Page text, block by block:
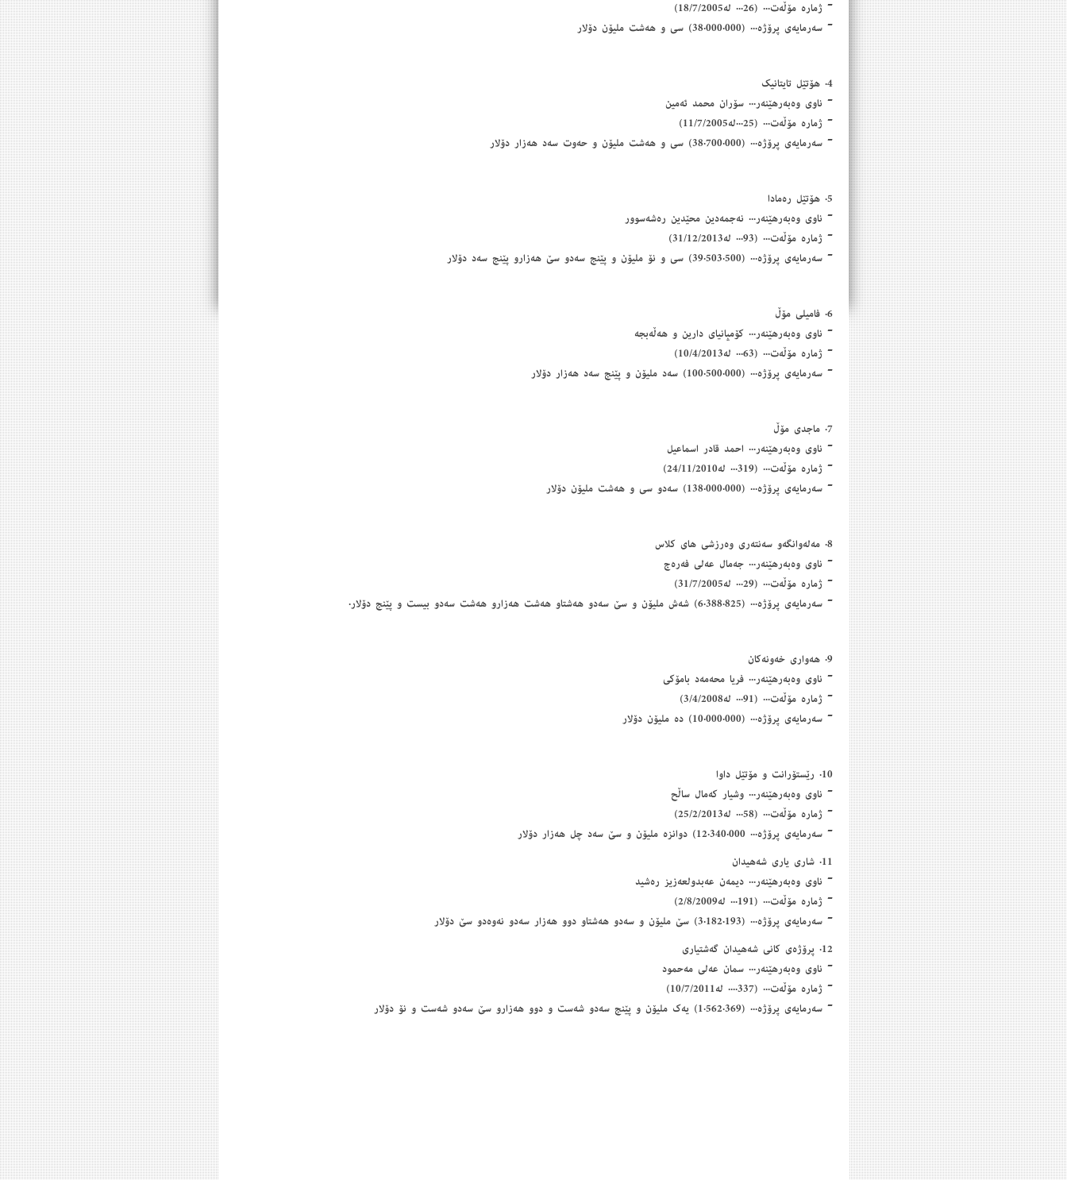
- ژمارە مۆڵەت... (26... لە18/7/2005)
- سەرمایەی پرۆژە... (38.000.000) سی و هەشت ملیۆن دۆلار
4. هۆتێل تایتانیك
- ناوی وەبەرهێنەر... سۆران محمد ئەمین
- ژمارە مۆڵەت... (25...لە11/7/2005)
- سەرمایەی پرۆژە... (38.700.000) سی و هەشت ملیۆن و حەوت سەد هەزار دۆلار
5. هۆتێل رەمادا
- ناوی وەبەرهێنەر... نەجمەدین محێدین رەشەسوور
- ژمارە مۆڵەت... (93... لە31/12/2013)
- سەرمایەی پرۆژە... (39.503.500) سی و نۆ ملیۆن و پێنج سەدو سێ هەزارو پێنج سەد دۆلار
6. فامیلی مۆڵ
- ناوی وەبەرهێنەر... كۆمپانیای دارین و هەڵەبجە
- ژمارە مۆڵەت... (63... لە10/4/2013)
- سەرمایەی پرۆژە... (100.500.000) سەد ملیۆن و پێنج سەد هەزار دۆلار
7. ماجدی مۆڵ
- ناوی وەبەرهێنەر... احمد قادر اسماعیل
- ژمارە مۆڵەت... (319... لە24/11/2010)
- سەرمایەی پرۆژە... (138.000.000) سەدو سی و هەشت ملیۆن دۆلار
8. مەلەوانگەو سەنتەری وەرزشی های كلاس
- ناوی وەبەرهێنەر... جەمال عەلی فەرەج
- ژمارە مۆڵەت... (29... لە31/7/2005)
- سەرمایەی پرۆژە... (6.388.825) شەش ملیۆن و سێ سەدو هەشتاو هەشت هەزارو هەشت سەدو بیست و پێنج دۆلار.
9. هەواری خەونەكان
- ناوی وەبەرهێنەر... فریا محەمەد بامۆكی
- ژمارە مۆڵەت... (91... لە3/4/2008)
- سەرمایەی پرۆژە... (10.000.000) دە ملیۆن دۆلار
10. رێستۆرانت و مۆتێل داوا
- ناوی وەبەرهێنەر... وشیار كەمال ساڵح
- ژمارە مۆڵەت... (58... لە25/2/2013)
- سەرمایەی پرۆژە... 12.340.000) دوانزە ملیۆن و سێ سەد چل هەزار دۆلار
11. شاری یاری شەهیدان
- ناوی وەبەرهێنەر... دیمەن عەبدولعەزیز رەشید
- ژمارە مۆڵەت... (191... لە2/8/2009)
- سەرمایەی پرۆژە... (3.182.193) سێ ملیۆن و سەدو هەشتاو دوو هەزار سەدو نەوەدو سێ دۆلار
12. پرۆژەی كانی شەهیدان گەشتیاری
- ناوی وەبەرهێنەر... سمان عەلی مەحمود
- ژمارە مۆڵەت... (337.... لە10/7/2011)
- سەرمایەی پرۆژە... (1.562.369) یەك ملیۆن و پێنج سەدو شەست و دوو هەزارو سێ سەدو شەست و نۆ دۆلار